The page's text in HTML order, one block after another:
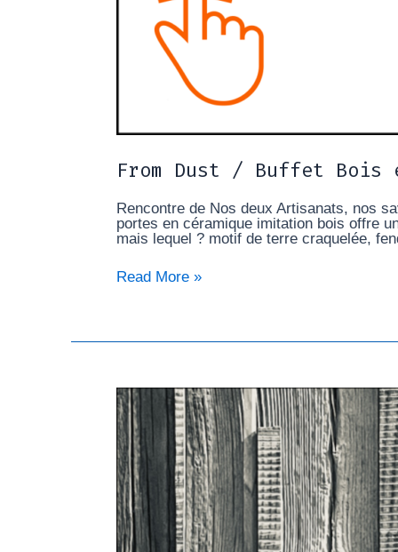
From Dust / Buffet Bois
Rencontre de Nos deux Artisanats, nos
portes en céramique imitation bois offre
mais lequel ? motif de terre craquelée,
Read More »
Hervé
Valthier
/
Tableaux
« leftover »